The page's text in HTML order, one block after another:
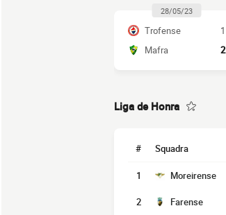
28/05/23
Trofense
1
Mafra
2
Liga de Honra
# Squadra
1 Moreirense
2 Farense